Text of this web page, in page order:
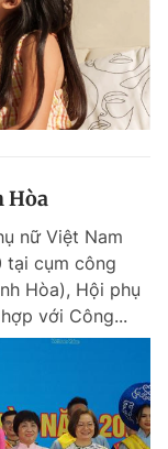
Hòa
nữ Việt Nam
tại cụm công
Hòa), Hội phụ
với Công...